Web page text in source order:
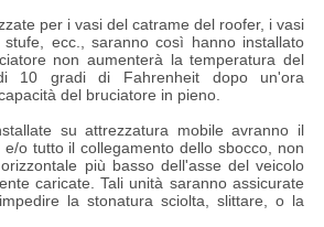
per i vasi del catrame del roofer, i vasi
ecc., saranno così hanno installato
non aumenterà la temperatura del
10 gradi di Fahrenheit dopo un'ora
del bruciatore in pieno.
su attrezzatura mobile avranno il
o tutto il collegamento dello sbocco, non
più basso dell'asse del veicolo
caricate. Tali unità saranno assicurate
la stonatura sciolta, slittare, o la